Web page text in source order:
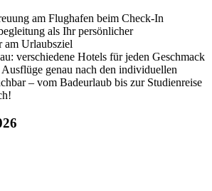
am Flughafen beim Check-In
als Ihr persönlicher
am Urlaubsziel
verschiedene Hotels für jeden Geschmack
genau nach den individuellen
– vom Badeurlaub bis zur Studienreise